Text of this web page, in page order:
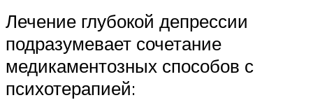
Лечение глубокой депрессии
подразумевает сочетание
медикаментозных способов с
психотерапией: